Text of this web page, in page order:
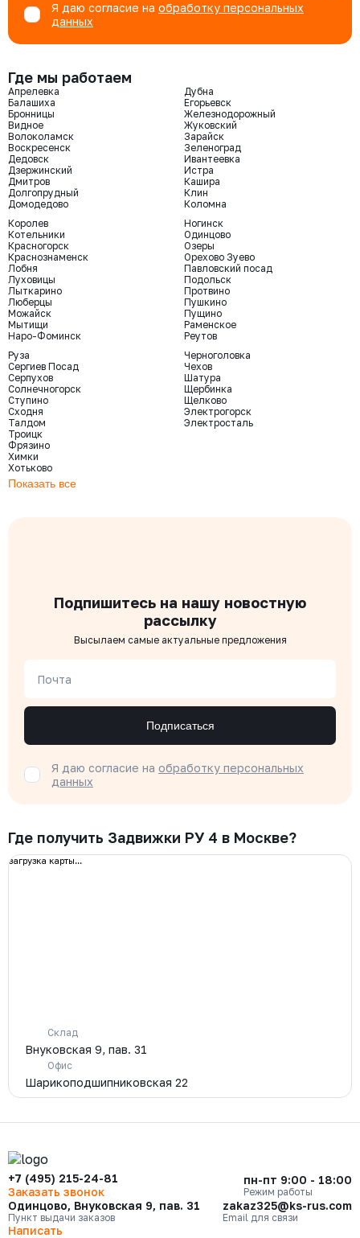
Я даю согласие на обработку персональных
данных
Где мы работаем
Апрелевка
Балашиха
Бронницы
Видное
Волоколамск
Воскресенск
Дедовск
Дзержинский
Дмитров
Долгопрудный
Домодедово
Дубна
Егорьевск
Железнодорожный
Жуковский
Зарайск
Зеленоград
Ивантеевка
Истра
Кашира
Клин
Коломна
Королев
Котельники
Красногорск
Краснознаменск
Лобня
Луховицы
Лыткарино
Люберцы
Можайск
Мытищи
Наро-Фоминск
Ногинск
Одинцово
Озеры
Орехово Зуево
Павловский посад
Подольск
Протвино
Пушкино
Пущино
Раменское
Реутов
Руза
Сергиев Посад
Серпухов
Солнечногорск
Ступино
Сходня
Талдом
Троицк
Фрязино
Химки
Хотьково
Черноголовка
Чехов
Шатура
Щербинка
Щелково
Электрогорск
Электросталь
Показать все
Подпишитесь на нашу новостную
рассылку
Высылаем самые актуальные предложения
Почта
Подписаться
Я даю согласие на обработку персональных
данных
Где получить Задвижки РУ 4 в Москве?
загрузка карты...
Склад
Внуковская 9, пав. 31
Офис
Шарикоподшипниковская 22
+7 (495) 215-24-81
Заказать звонок
пн-пт 9:00 - 18:00
Режим работы
Одинцово, Внуковская 9, пав. 31
Пункт выдачи заказов
zakaz325@ks-rus.com
Email для связи
Написать